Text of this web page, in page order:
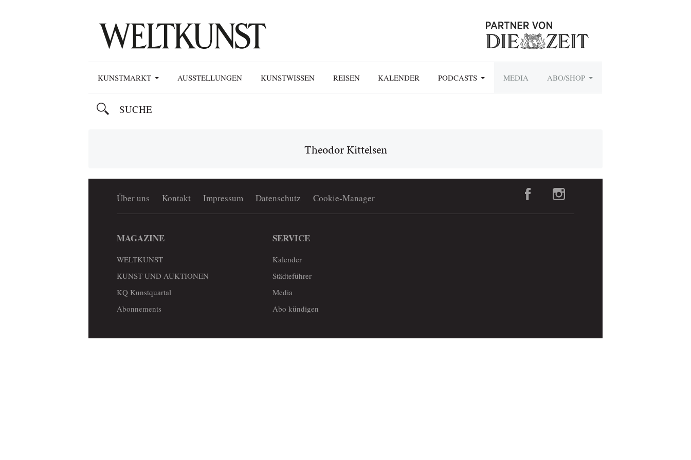
KUNSTMARKT AUSSTELLUNGEN KUNSTWISSEN REISEN KALENDER PODCASTS MEDIA ABO/SHOP
Theodor Kittelsen
Über uns Kontakt Impressum Datenschutz Cookie-Manager
MAGAZINE
WELTKUNST
KUNST UND AUKTIONEN
KQ Kunstquartal
Abonnements
SERVICE
Kalender
Städteführer
Media
Abo kündigen